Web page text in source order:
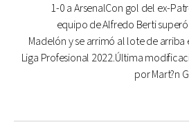
1-0 a ArsenalCon gol del ex-
equipo de Alfredo Berti
Madelón y se arrimó al lote de arriba
Liga Profesional 2022.Última
por Mart?n